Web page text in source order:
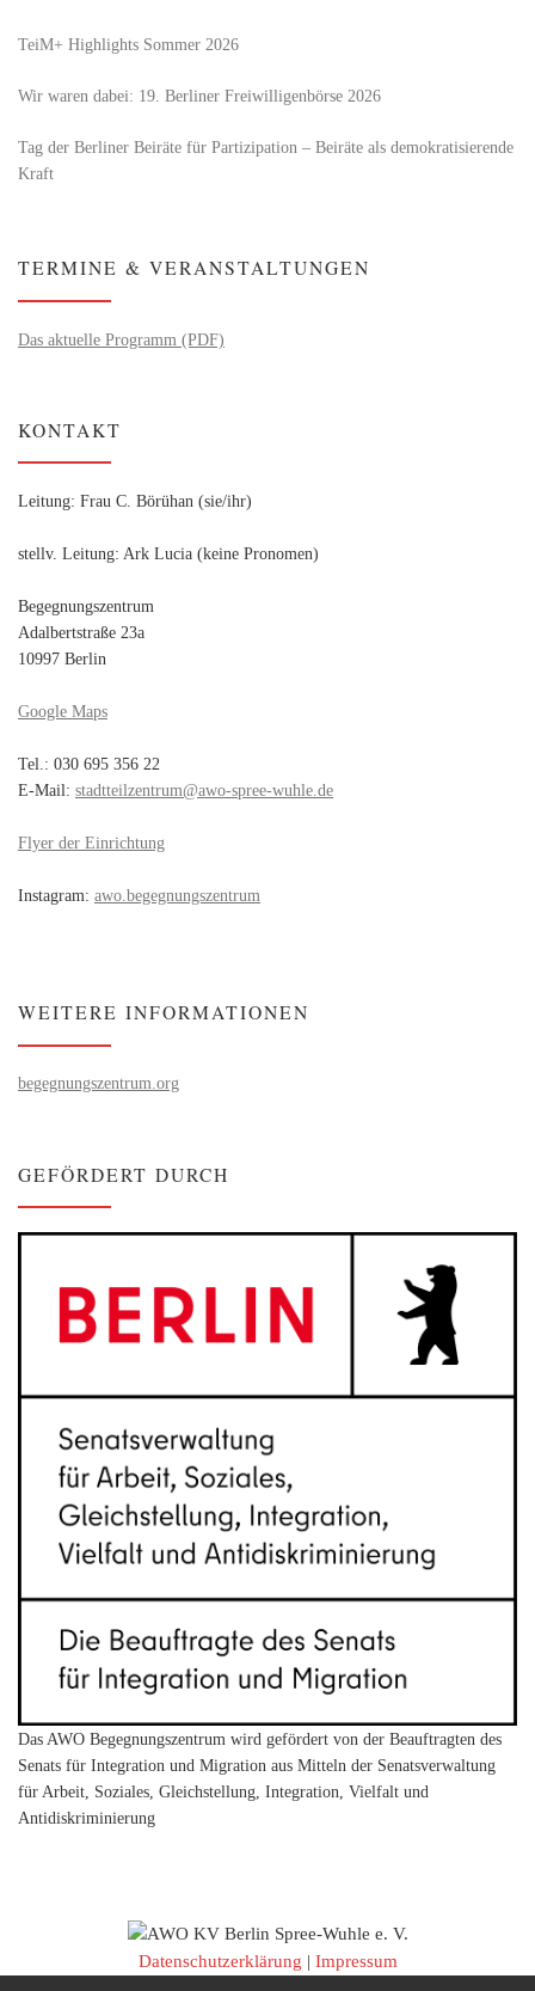
TeiM+ Highlights Sommer 2026
Wir waren dabei: 19. Berliner Freiwilligenbörse 2026
Tag der Berliner Beiräte für Partizipation – Beiräte als demokratisierende
Kraft
TERMINE & VERANSTALTUNGEN
Das aktuelle Programm (PDF)
KONTAKT
Leitung: Frau C. Börühan (sie/ihr)
stellv. Leitung: Ark Lucia (keine Pronomen)
Begegnungszentrum
Adalbertstraße 23a
10997 Berlin
Google Maps
Tel.: 030 695 356 22
E-Mail: stadtteilzentrum@awo-spree-wuhle.de
Flyer der Einrichtung
Instagram: awo.begegnungszentrum
WEITERE INFORMATIONEN
begegnungszentrum.org
GEFÖRDERT DURCH
Das AWO Begegnungszentrum wird gefördert von der Beauftragten des
Senats für Integration und Migration aus Mitteln der Senatsverwaltung
für Arbeit, Soziales, Gleichstellung, Integration, Vielfalt und
Antidiskriminierung
Datenschutzerklärung | Impressum